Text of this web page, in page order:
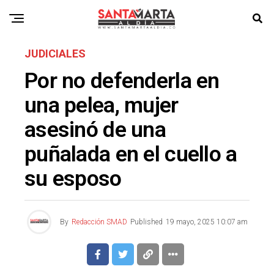
JUDICIALES
Por no defenderla en
una pelea, mujer
asesinó de una
puñalada en el cuello a
su esposo
By Redacción SMAD Published 19 mayo, 2025 10:07 am